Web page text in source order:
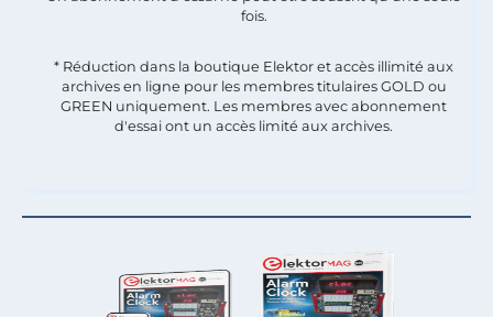
fois.​
* Réduction dans la boutique Elektor et accès illimité aux
archives en ligne pour les membres titulaires GOLD ou
GREEN uniquement. Les membres avec abonnement
d'essai ont un accès limité aux archives.